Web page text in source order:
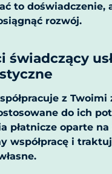
to doświadczenie,
rozwój.
świadczący
z Twoimi
do ich
płatnicze oparte
współpracę i